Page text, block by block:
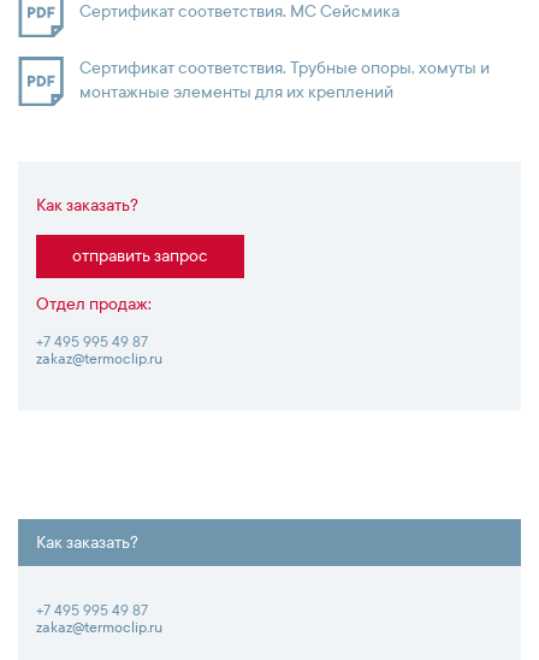
Сертификат соответствия. МС Сейсмика
Сертификат соответствия. Трубные опоры, хомуты и
монтажные элементы для их креплений
Как заказать?
отправить запрос
Отдел продаж:
+7 495 995 49 87
zakaz@termoclip.ru
Как заказать?
+7 495 995 49 87
zakaz@termoclip.ru